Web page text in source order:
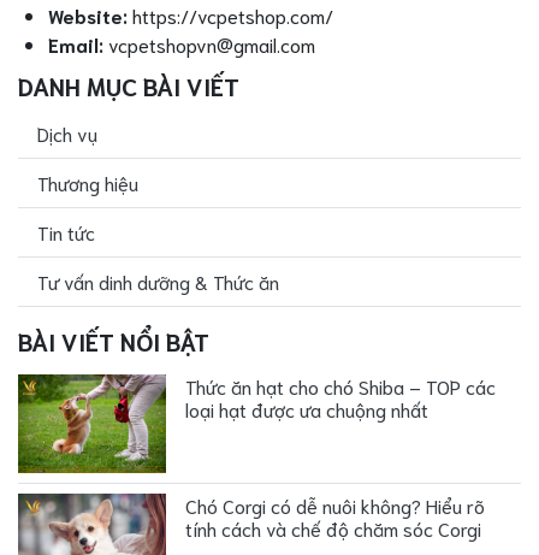
Website: https://vcpetshop.com/
Email: vcpetshopvn@gmail.com
DANH MỤC BÀI VIẾT
Dịch vụ
Thương hiệu
Tin tức
Tư vấn dinh dưỡng & Thức ăn
BÀI VIẾT NỔI BẬT
Thức ăn hạt cho chó Shiba – TOP các
loại hạt được ưa chuộng nhất
Chó Corgi có dễ nuôi không? Hiểu rõ
tính cách và chế độ chăm sóc Corgi